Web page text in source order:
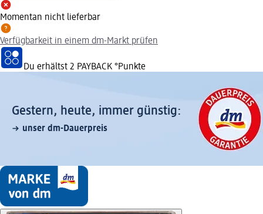
Momentan nicht lieferbar
Verfügbarkeit in einem dm-Markt prüfen
Du erhältst 2 PAYBACK °Punkte
Gestern, heute, immer günstig:
unser dm-Dauerpreis